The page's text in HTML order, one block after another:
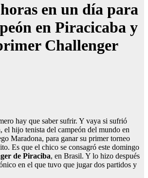
en un día para
en Piracicaba y
Challenger
hay que saber sufrir. Y vaya si sufrió
, el hijo tenista del campeón del mundo en
Maradona, para ganar su primer torneo
Es que el chico se consagró este domingo
de Piraciba, en Brasil. Y lo hizo después
en el que tuvo que jugar dos partidos y